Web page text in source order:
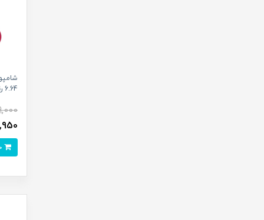
6.64 رنگ قرمز یاقوتی حجم 300 میلی لیتر